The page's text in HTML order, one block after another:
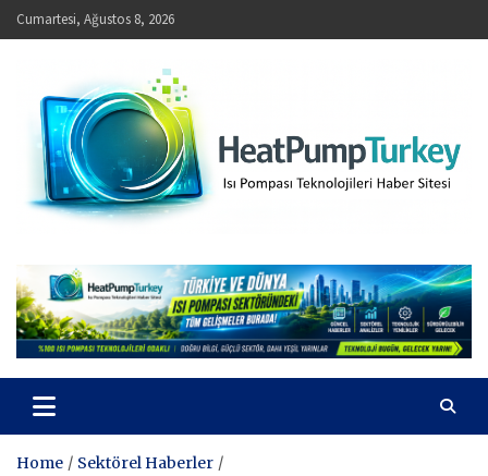
Skip
to
Cumartesi, Ağustos 8, 2026
Home
Sektörel Haberler